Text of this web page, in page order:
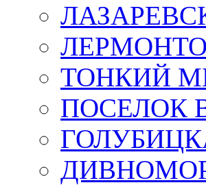
ТОНКИЙ
ПОСЕЛОК